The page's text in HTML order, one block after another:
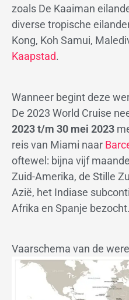
zoals De Kaaiman
diverse tropische
Kong, Koh Samui,
Kaapstad.
Wanneer begint deze
De 2023 World Cruise
2023 t/m 30 mei 2023
reis van Miami naar
oftewel: bijna vijf
Zuid-Amerika, de Stille
Azië, het Indiase
Afrika en Spanje bezocht.
Vaarschema van de